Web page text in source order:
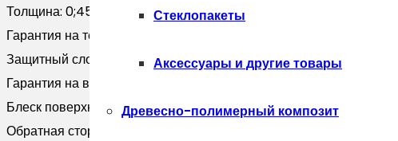
Стеклопакеты
Аксессуары и другие товары
Древесно-полимерный композит
Толщина: 0;45
Гарантия на технические хара:
Защитный слой, г/м2: Zn 100-140
Гарантия на внешний вид:
Блеск поверхности:Матовая
Обратная сторона: